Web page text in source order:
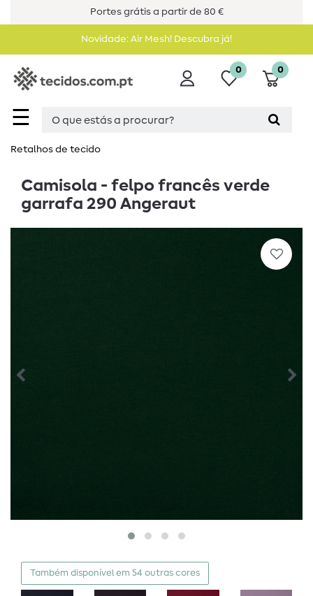
Portes grátis a partir de 80 €
Novidade: Air Mesh! Descubra já!
☰
0 0
Retalhos de tecido
Camisola - felpo francês verde
garrafa 290 Angeraut
Também disponível em 54 outras cores